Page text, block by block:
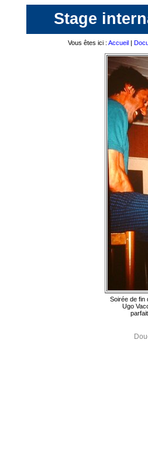
Stage
Vous êtes ici : Accueil|
Soirée de fin
Ugo